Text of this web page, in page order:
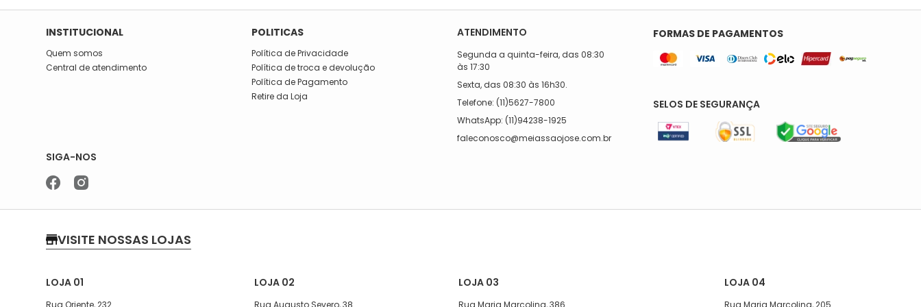
INSTITUCIONAL
Quem somos
Central de atendimento
POLITICAS
Política de Privacidade
Política de troca e devolução
Política de Pagamento
Retire da Loja
ATENDIMENTO
Segunda a quinta-feira, das 08:30
às 17:30
Sexta, das 08:30 às 16h30.
Telefone: (11)5627-7800
WhatsApp: (11)94238-1925
faleconosco@meiassaojose.com.br
SIGA-NOS
FORMAS DE PAGAMENTOS
SELOS DE SEGURANÇA
VISITE NOSSAS LOJAS
LOJA 01
Rua Oriente, 232
LOJA 02
Rua Augusto Severo, 38
LOJA 03
Rua Maria Marcolina, 386
LOJA 04
Rua Maria Marcolina, 205